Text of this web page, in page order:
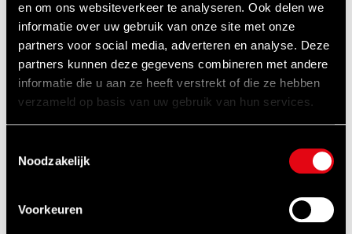
en om ons websiteverkeer te analyseren. Ook delen we
informatie over uw gebruik van onze site met onze
partners voor social media, adverteren en analyse. Deze
partners kunnen deze gegevens combineren met andere
informatie die u aan ze heeft verstrekt of die ze hebben
verzameld op basis van uw gebruik van hun services.
Noodzakelijk
Voorkeuren
Nederland of België bezorgd worden.
- Eén JBL speaker per relatie
- Uitsluitend van toepassing op aanbiedingen
gemaakt na 1 mei 2025
- Combineren met andere acties niet
mogelijk.